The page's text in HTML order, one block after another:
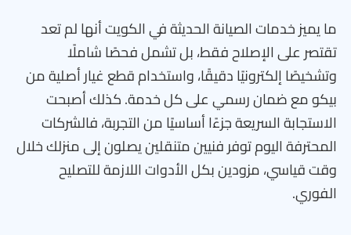
ما يميز خدمات الصيانة الحديثة في الكويت أنها لم تعد
تقتصر على الإصلاح فقط، بل تشمل فحصًا شاملًا
وتشخيصًا إلكترونيًا دقيقًا، واستخدام قطع غيار أصلية من
بيكو مع ضمان رسمي على كل خدمة. كذلك أصبحت
الاستجابة السريعة جزءًا أساسيًا من التجربة، فالشركات
المحترفة اليوم توفر فنيين متنقلين يصلون إلى منزلك خلال
وقت قياسي، مزودين بكل الأدوات اللازمة للتصليح
الفوري.